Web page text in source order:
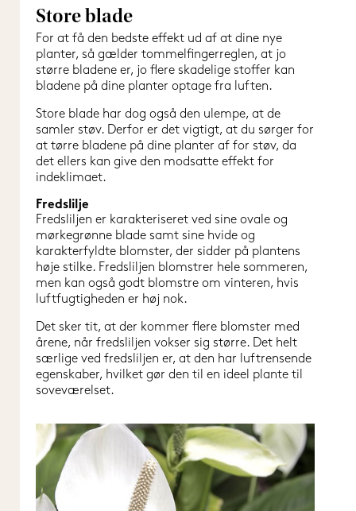
Store blade
For at få den bedste effekt ud af at dine nye
planter, så gælder tommelfingerreglen, at jo
større bladene er, jo flere skadelige stoffer kan
bladene på dine planter optage fra luften.
Store blade har dog også den ulempe, at de
samler støv. Derfor er det vigtigt, at du sørger for
at tørre bladene på dine planter af for støv, da
det ellers kan give den modsatte effekt for
indeklimaet.
Fredslilje
Fredsliljen er karakteriseret ved sine ovale og
mørkegrønne blade samt sine hvide og
karakterfyldte blomster, der sidder på plantens
høje stilke. Fredsliljen blomstrer hele sommeren,
men kan også godt blomstre om vinteren, hvis
luftfugtigheden er høj nok.
Det sker tit, at der kommer flere blomster med
årene, når fredsliljen vokser sig større. Det helt
særlige ved fredsliljen er, at den har luftrensende
egenskaber, hvilket gør den til en ideel plante til
soveværelset.